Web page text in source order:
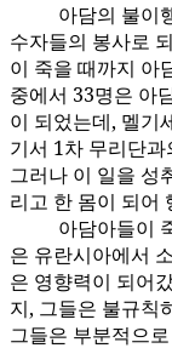
아담의 불이
수자들의 봉사로
이 죽을 때까지 아
중에서 33명은 아
이 되었는데, 멜기
기서 1차 무리단
그러나 이 일을 성
리고 한 몸이 되어
아담아들이
은 유란시아에서
은 영향력이 되어
지, 그들은 불규칙
그들은 부분적으